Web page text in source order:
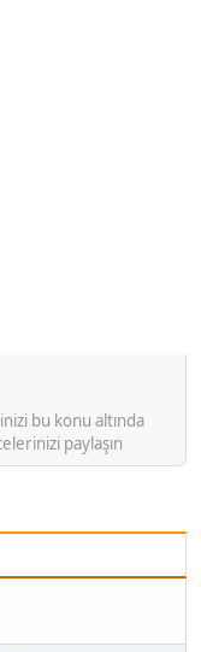
bu konu altında
paylaşın